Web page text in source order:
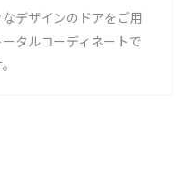
デザインのドアをご用
タルコーディネートで